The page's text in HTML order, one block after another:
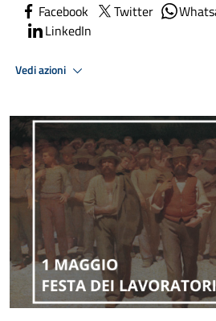
Facebook Twitter
LinkedIn
Vedi azioni